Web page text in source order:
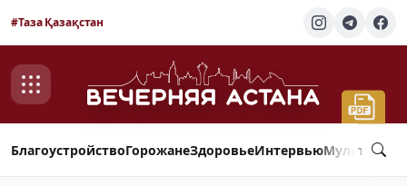
#Таза Қазақстан
БлагоустройствоГорожанеЗдоровьеИнтервью